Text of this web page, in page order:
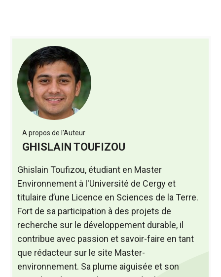
A propos de l'Auteur
GHISLAIN TOUFIZOU
Ghislain Toufizou, étudiant en Master
Environnement à l'Université de Cergy et
titulaire d’une Licence en Sciences de la Terre.
Fort de sa participation à des projets de
recherche sur le développement durable, il
contribue avec passion et savoir-faire en tant
que rédacteur sur le site Master-
environnement. Sa plume aiguisée et son